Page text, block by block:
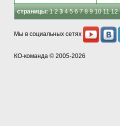
страницы: 1 234 5 6 7 8 9 10 11 12
Мы в социальных сетях
КО-команда © 2005-2026